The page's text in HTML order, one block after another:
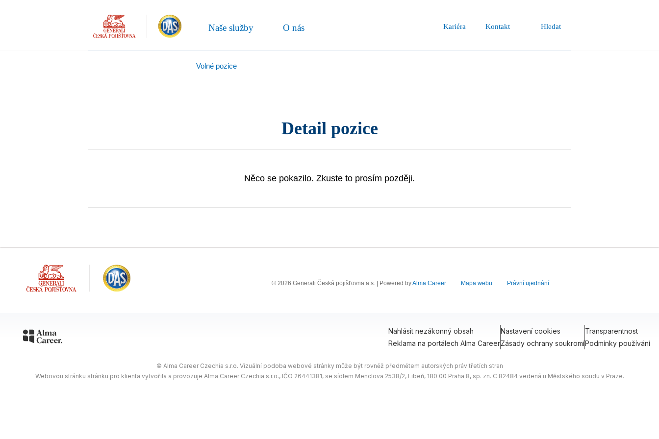
Naše služby O nás Kariéra Kontakt Hledat
Volné pozice
Detail pozice
Něco se pokazilo. Zkuste to prosím později.
© 2026 Generali Česká pojišťovna a.s. | Powered byAlma Career Mapa webu Právní ujednání
Nahlásit nezákonný obsah Nastavení cookies
Transparentnost
Reklama na portálech Alma CareerZásady ochrany soukromíPodmínky používání
© Alma Career Czechia s.r.o. Vizuální podoba webové stránky může být rovněž předmětem autorských práv třetích stran
Webovou stránku stránku pro klienta vytvořila a provozuje Alma Career Czechia s.r.o., IČO 26441381, se sídlem Menclova 2538/2, Libeň, 180 00 Praha 8, sp. zn. C 82484 vedená u Městského soudu v Praze.